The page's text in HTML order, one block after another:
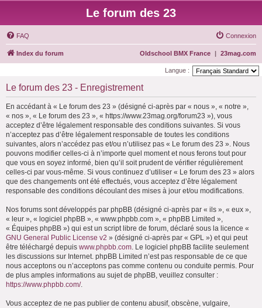
Le forum des 23
FAQ Connexion
Index du forum 23mag.com
|
Oldschool BMX France
Langue :
Le forum des 23 - Enregistrement
En accédant à « Le forum des 23 » (désigné ci-après par « nous », « notre »,
« nos », « Le forum des 23 », « https://www.23mag.org/forum23 »), vous
acceptez d’être légalement responsable des conditions suivantes. Si vous
n’acceptez pas d’être légalement responsable de toutes les conditions
suivantes, alors n’accédez pas et/ou n’utilisez pas « Le forum des 23 ». Nous
pouvons modifier celles-ci à n’importe quel moment et nous ferons tout pour
que vous en soyez informé, bien qu’il soit prudent de vérifier régulièrement
celles-ci par vous-même. Si vous continuez d’utiliser « Le forum des 23 » alors
que des changements ont été effectués, vous acceptez d’être légalement
responsable des conditions découlant des mises à jour et/ou modifications.
Nos forums sont développés par phpBB (désigné ci-après par « ils », « eux »,
« leur », « logiciel phpBB », « www.phpbb.com », « phpBB Limited »,
« Équipes phpBB ») qui est un script libre de forum, déclaré sous la licence «
GNU General Public License v2 » (désigné ci-après par « GPL ») et qui peut
être téléchargé depuis www.phpbb.com. Le logiciel phpBB facilite seulement
les discussions sur Internet. phpBB Limited n’est pas responsable de ce que
nous acceptons ou n’acceptons pas comme contenu ou conduite permis. Pour
de plus amples informations au sujet de phpBB, veuillez consulter :
https://www.phpbb.com/.
Vous acceptez de ne pas publier de contenu abusif, obscène, vulgaire,